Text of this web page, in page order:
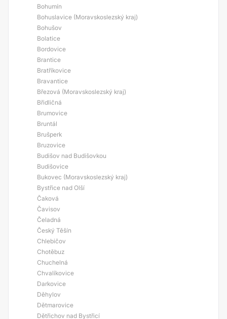
Bohumín
Bohuslavice (Moravskoslezský kraj)
Bohušov
Bolatice
Bordovice
Brantice
Bratříkovice
Bravantice
Březová (Moravskoslezský kraj)
Břidličná
Brumovice
Bruntál
Brušperk
Bruzovice
Budišov nad Budišovkou
Budišovice
Bukovec (Moravskoslezský kraj)
Bystřice nad Olší
Čaková
Čavisov
Čeladná
Český Těšín
Chlebičov
Chotěbuz
Chuchelná
Chvalíkovice
Darkovice
Děhylov
Dětmarovice
Dětřichov nad Bystřicí